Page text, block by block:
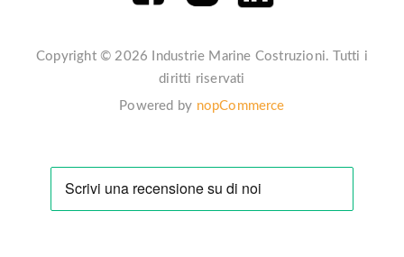
Copyright © 2026 Industrie Marine Costruzioni. Tutti i
diritti riservati
Powered by nopCommerce